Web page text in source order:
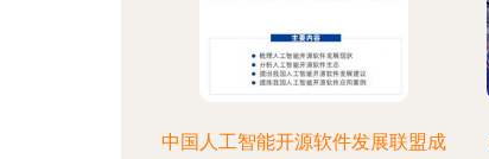
中国人工智能开源软件发展联盟成